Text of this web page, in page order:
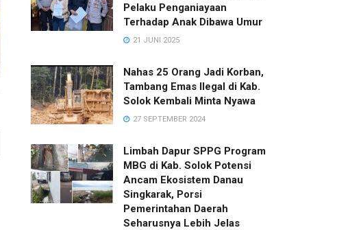
Pelaku Penganiayaan
Terhadap Anak Dibawa Umur
21 JUNI 2025
Nahas 25 Orang Jadi Korban,
Tambang Emas Ilegal di Kab.
Solok Kembali Minta Nyawa
27 SEPTEMBER 2024
Limbah Dapur SPPG Program
MBG di Kab. Solok Potensi
Ancam Ekosistem Danau
Singkarak, Porsi
Pemerintahan Daerah
Seharusnya Lebih Jelas